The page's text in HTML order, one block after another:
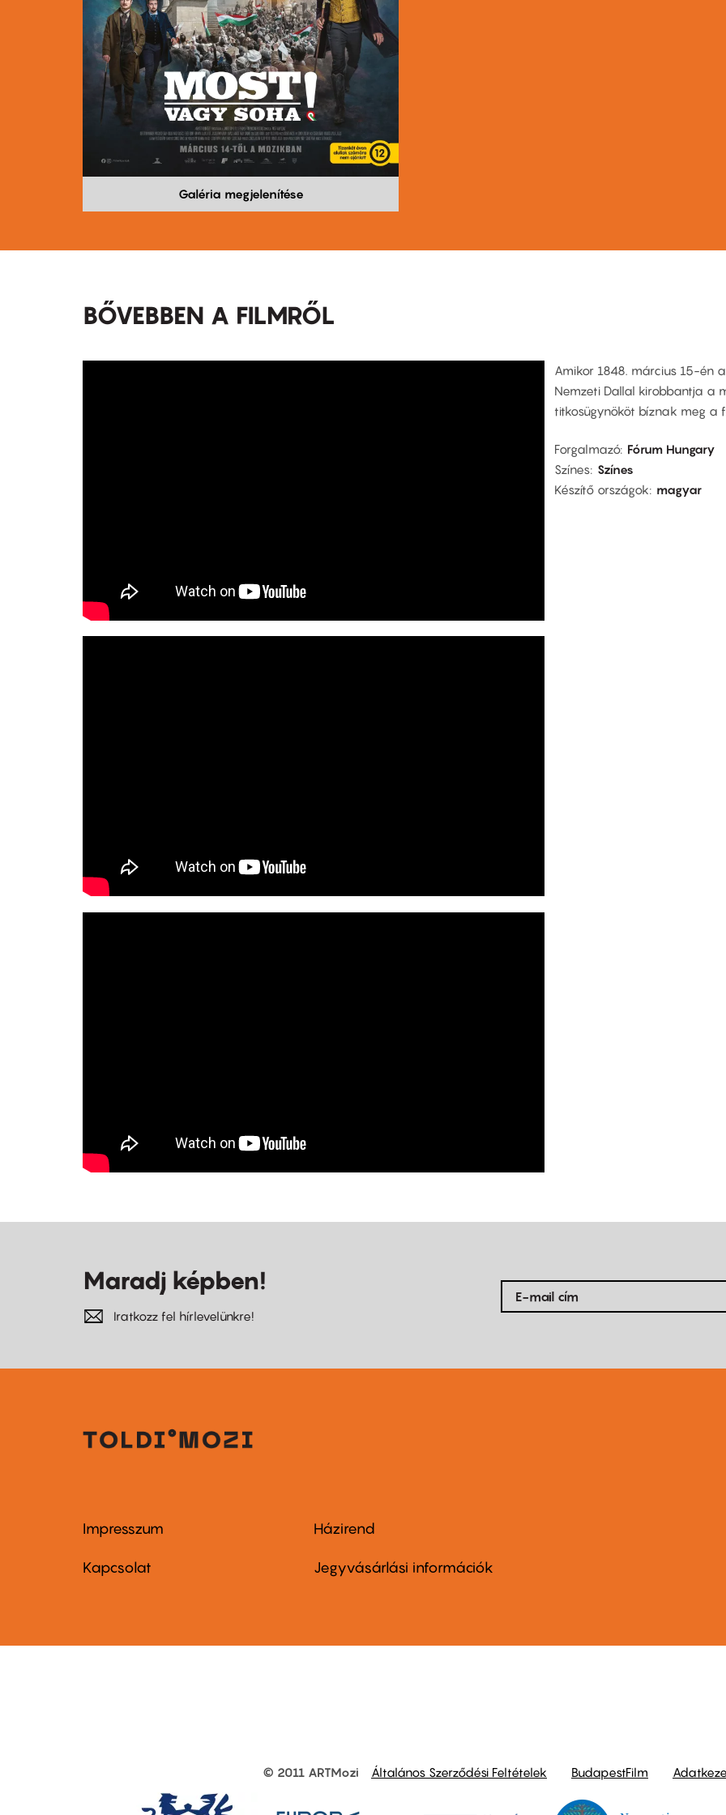
Galéria megjelenítése
BŐVEBBEN A FILMRŐL
Amikor 1848. március 15-én
Nemzeti Dallal kirobbantja a
titkosügynököt bíznak meg a
Forgalmazó Fórum Hungary
Színes Színes
Készítő országok
magyar
Maradj képben!
Iratkozz fel hírlevelünkre!
Footer
menu
Impresszum
Kapcsolat
Footer
menu
Házirend
Jegyvásárlási információk
© 2011 ARTMozi Általános Szerződési Feltételek BudapestFilm